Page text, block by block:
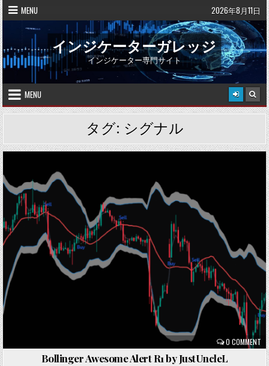
Skip
to
content
MENU 2026年8月11日
インジケーターガレッジ
インジケーター専門サイト
MENU
タグ: シグナル
0 COMMENT
Posted
in
Bollinger Awesome Alert R1 by JustUncleL